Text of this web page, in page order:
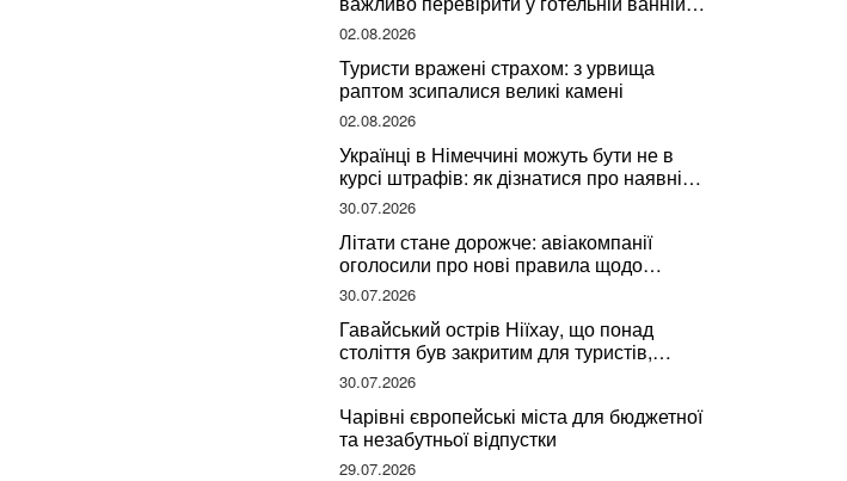
за словами досвідченої мандрівниці
02.08.2026
Туристи вражені страхом: з урвища
раптом зсипалися великі камені
02.08.2026
Українці в Німеччині можуть бути не в
курсі штрафів: як дізнатися про наявні
борги
30.07.2026
Літати стане дорожче: авіакомпанії
оголосили про нові правила щодо
вибору місць
30.07.2026
Гавайський острів Ніїхау, що понад
століття був закритим для туристів,
починає приймати перших відвідувачів
30.07.2026
Чарівні європейські міста для бюджетної
та незабутньої відпустки
29.07.2026